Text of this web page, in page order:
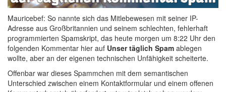
Mauricebef: So nannte sich das Mitlebewesen mit seiner IP-
Adresse aus Großbritannien und seinem schlechten, fehlerhaft
programmierten Spamskript, das heute morgen um 8:22 Uhr den
folgenden Kommentar hier auf Unser täglich Spam ablegen
wollte, aber an der eigenen technischen Unfähigkeit scheiterte.
Offenbar war dieses Spammchen mit dem semantischen
Unterschied zwischen einem Kontaktformular und einem offenen